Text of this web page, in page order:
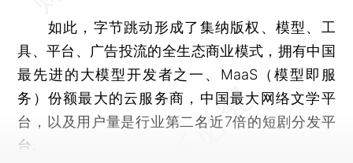
如此，字节跳动形成了集纳版权、模型、工
具、平台、广告投流的全生态商业模式，拥有中国
最先进的大模型开发者之一、MaaS（模型即服
务）份额最大的云服务商，中国最大网络文学平
台，以及用户量是行业第二名近7倍的短剧分发平
台。